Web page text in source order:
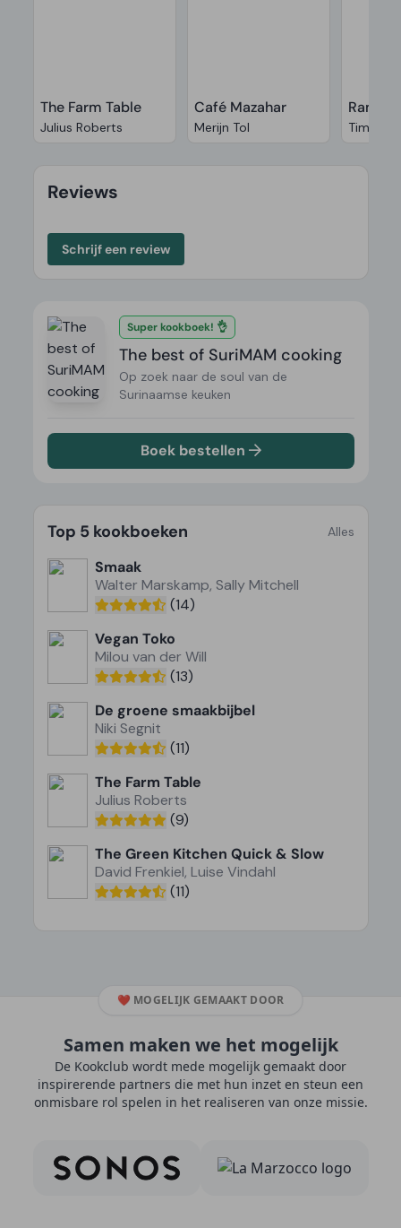
The Farm Table
Julius Roberts
Café Mazahar
Merijn Tol
Ramen
Tim
Reviews
Schrijf een review
Super kookboek! 👌
The best of SuriMAM cooking
Op zoek naar de soul van de
Surinaamse keuken
Boek bestellen
Top 5 kookboeken Alles
Smaak
Walter Marskamp, Sally Mitchell
(14)
Vegan Toko
Milou van der Will
(13)
De groene smaakbijbel
Niki Segnit
(11)
The Farm Table
Julius Roberts
(9)
The Green Kitchen Quick & Slow
David Frenkiel, Luise Vindahl
(11)
❤️ MOGELIJK GEMAAKT DOOR
Samen maken we het mogelijk
De Kookclub wordt mede mogelijk gemaakt door
inspirerende partners die met hun inzet en steun een
onmisbare rol spelen in het realiseren van onze missie.